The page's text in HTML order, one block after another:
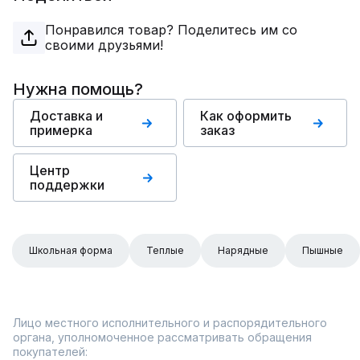
Понравился товар? Поделитесь им со
своими друзьями!
Нужна помощь?
Доставка и
примерка
Как оформить
заказ
Центр
поддержки
Школьная форма Теплые Нарядные Пышные
Лицо местного исполнительного и распорядительного
органа, уполномоченное рассматривать обращения
покупателей: